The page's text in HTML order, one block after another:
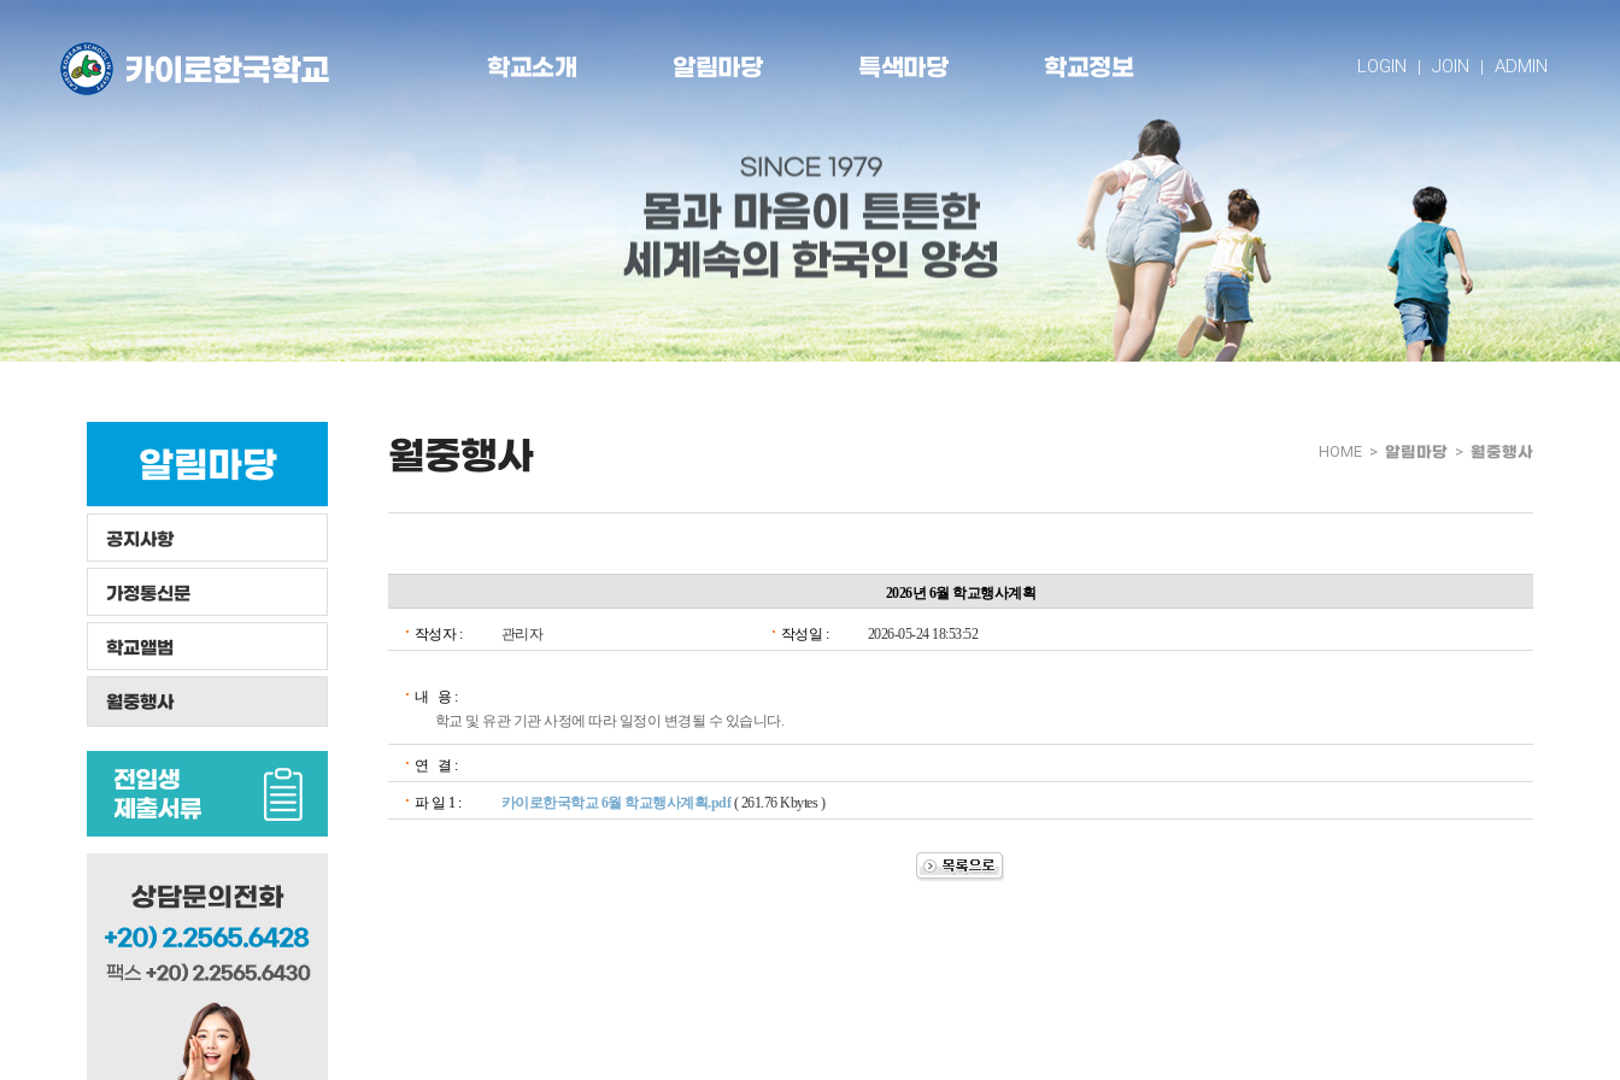
LOGIN JOIN ADMIN
학교소개 알림마당 특색마당 학교정보
알림마당
공지사항
가정통신문
학교앨범
월중행사
월중행사 HOME > 알림마당 > 월중행사
2026년 6월 학교행사계획
작성자 : 관리자 작성일 : 2026-05-24 18:53:52
내 용 :
학교 및 유관 기관 사정에 따라 일정이 변경될 수 있습니다.
연 결 :
파 일 1 : 카이로한국학교 6월 학교행사계획.pdf( 261.76 Kbytes )